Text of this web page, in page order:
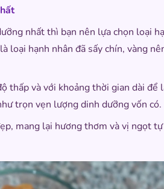
nhất thì bạn nên lựa chọn loại
loại hạnh nhân đã sấy chín, vàng
thấp và với khoảng thời gian dài để
trọn vẹn lượng dinh dưỡng vốn có.
mang lại hương thơm và vị ngọt